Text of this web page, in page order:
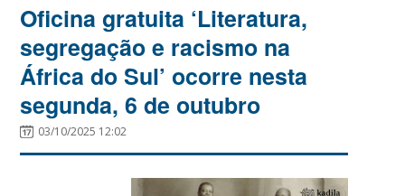
Oficina gratuita ‘Literatura,
segregação e racismo na
África do Sul’ ocorre nesta
segunda, 6 de outubro
03/10/2025 12:02